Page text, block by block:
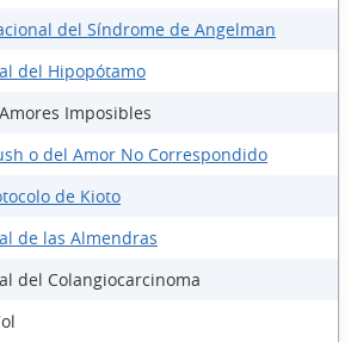
del Síndrome de Angelman
del Hipopótamo
Imposibles
o del Amor No Correspondido
de Kioto
de las Almendras
del Colangiocarcinoma